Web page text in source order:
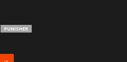
PUNISHER